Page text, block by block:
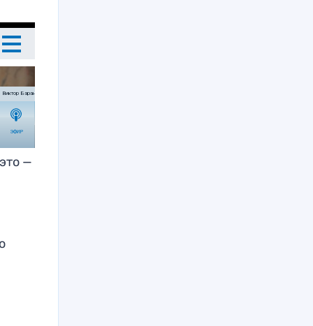
—